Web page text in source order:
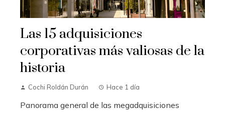
Las 15 adquisiciones
corporativas más valiosas de la
historia
Cochi Roldán Durán Hace 1 día
Panorama general de las megadquisiciones